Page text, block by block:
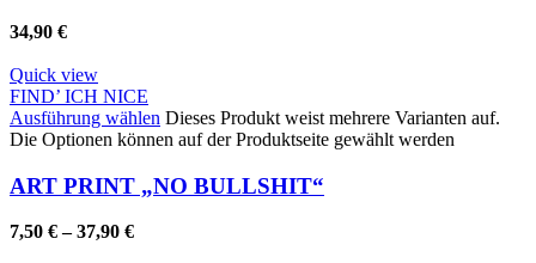
34,90 €
Quick view
FIND’ ICH NICE
Ausführung wählen Dieses Produkt weist mehrere Varianten auf.
Die Optionen können auf der Produktseite gewählt werden
ART PRINT „NO BULLSHIT“
7,50 €–37,90 €